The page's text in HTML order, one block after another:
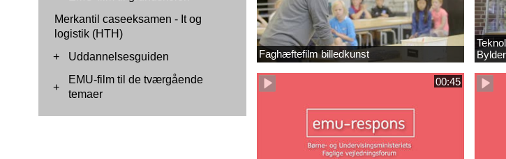
Merkantil caseeksamen - It og
logistik (HTH)
+
Uddannelsesguiden
+
EMU-film til de tværgående
temaer
Faghæftefilm billedkunst
00:45